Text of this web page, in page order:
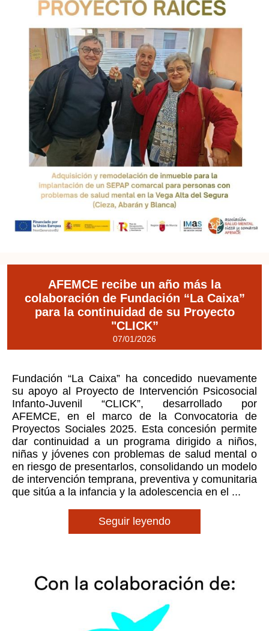
AFEMCE recibe un año más la
colaboración de Fundación “La Caixa”
para la continuidad de su Proyecto
"CLICK”
07/01/2026
Fundación “La Caixa” ha concedido nuevamente
su apoyo al Proyecto de Intervención Psicosocial
Infanto-Juvenil “CLICK”, desarrollado por
AFEMCE, en el marco de la Convocatoria de
Proyectos Sociales 2025. Esta concesión permite
dar continuidad a un programa dirigido a niños,
niñas y jóvenes con problemas de salud mental o
en riesgo de presentarlos, consolidando un modelo
de intervención temprana, preventiva y comunitaria
que sitúa a la infancia y la adolescencia en el ...
Seguir leyendo